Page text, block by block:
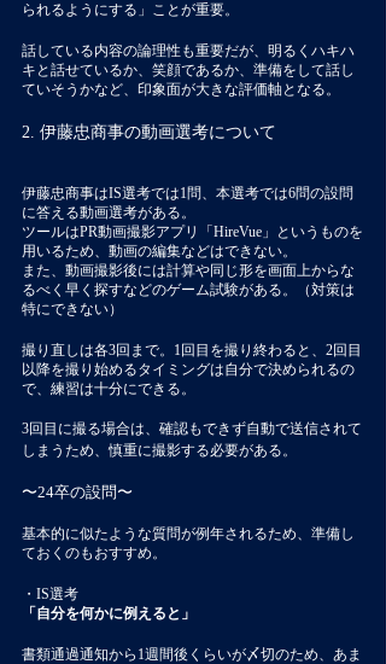
られるようにする」ことが重要。
話している内容の論理性も重要だが、明るくハキハ
キと話せているか、笑顔であるか、準備をして話し
ていそうかなど、印象面が大きな評価軸となる。
2. 伊藤忠商事の動画選考について
伊藤忠商事はIS選考では1問、本選考では6問の設問
に答える動画選考がある。
ツールはPR動画撮影アプリ「HireVue」というものを
用いるため、動画の編集などはできない。
また、動画撮影後には計算や同じ形を画面上からな
るべく早く探すなどのゲーム試験がある。（対策は
特にできない）
撮り直しは各3回まで。1回目を撮り終わると、2回目
以降を撮り始めるタイミングは自分で決められるの
で、練習は十分にできる。
3回目に撮る場合は、確認もできず自動で送信されて
しまうため、慎重に撮影する必要がある。
〜24卒の設問〜
基本的に似たような質問が例年されるため、準備し
ておくのもおすすめ。
・IS選考
「自分を何かに例えると」
書類通過通知から1週間後くらいが〆切のため、あま